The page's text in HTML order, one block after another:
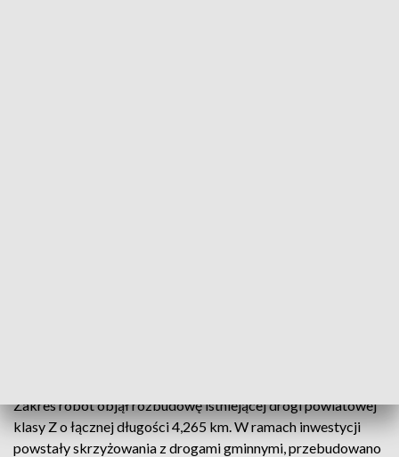
Zakres robót objął rozbudowę istniejącej drogi powiatowej
klasy Z o łącznej długości 4,265 km. W ramach inwestycji
powstały skrzyżowania z drogami gminnymi, przebudowano